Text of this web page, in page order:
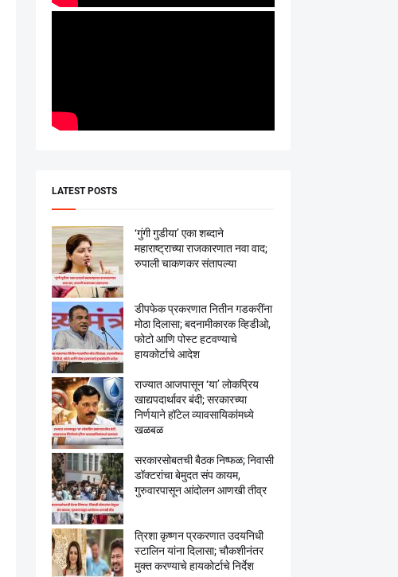
LATEST POSTS
‘गुंगी गुडीया’ एका शब्दाने
महाराष्ट्राच्या राजकारणात नवा वाद;
रुपाली चाकणकर संतापल्या
डीपफेक प्रकरणात नितीन गडकरींना
मोठा दिलासा; बदनामीकारक व्हिडीओ,
फोटो आणि पोस्ट हटवण्याचे
हायकोर्टाचे आदेश
राज्यात आजपासून ‘या’ लोकप्रिय
खाद्यपदार्थावर बंदी; सरकारच्या
निर्णयाने हॉटेल व्यावसायिकांमध्ये
खळबळ
सरकारसोबतची बैठक निष्फळ; निवासी
डॉक्टरांचा बेमुदत संप कायम,
गुरुवारपासून आंदोलन आणखी तीव्र
त्रिशा कृष्णन प्रकरणात उदयनिधी
स्टालिन यांना दिलासा; चौकशीनंतर
मुक्त करण्याचे हायकोर्टाचे निर्देश